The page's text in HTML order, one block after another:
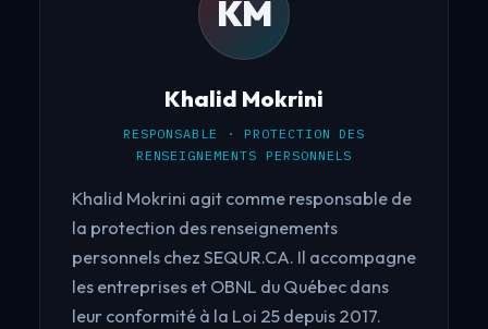
KM
Khalid Mokrini
RESPONSABLE · PROTECTION DES
RENSEIGNEMENTS PERSONNELS
Khalid Mokrini agit comme responsable de
la protection des renseignements
personnels chez SEQUR.CA. Il accompagne
les entreprises et OBNL du Québec dans
leur conformité à la Loi 25 depuis 2017.